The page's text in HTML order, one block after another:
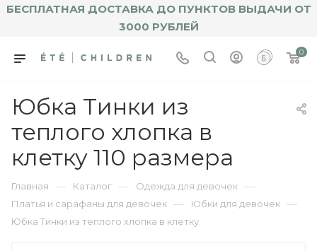
БЕСПЛАТНАЯ ДОСТАВКА ДО ПУНКТОВ ВЫДАЧИ ОТ
3000 РУБЛЕЙ
0
Юбка Тинки из
теплого хлопка в
клетку 110 размера
Главная — Каталог — Одежда для девочек —
Платья и сарафаны для девочек — Юбки для девочек —
Юбка Тинки из теплого хлопка в клетку